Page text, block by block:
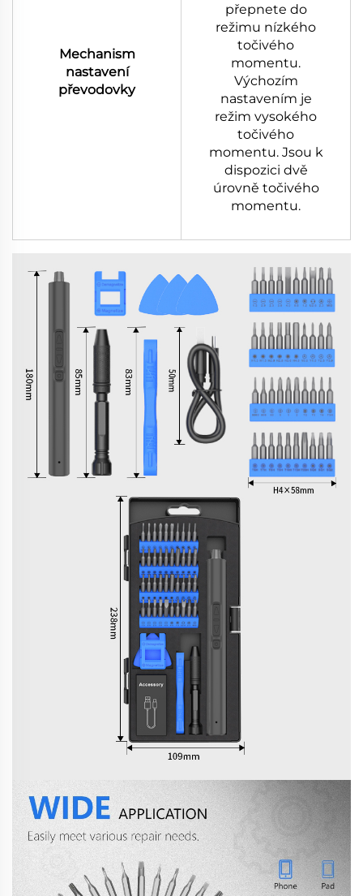
Mechanism
nastavení
převodovky
přepnete do
režimu nízkého
točivého
momentu.
Výchozím
nastavením je
režim vysokého
točivého
momentu. Jsou k
dispozici dvě
úrovně točivého
momentu.